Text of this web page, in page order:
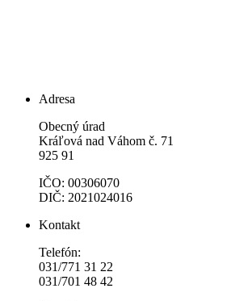
Adresa
Obecný úrad
Kráľová nad Váhom č. 71
925 91
IČO: 00306070
DIČ: 2021024016
Kontakt
Telefón:
031/771 31 22
031/701 48 42